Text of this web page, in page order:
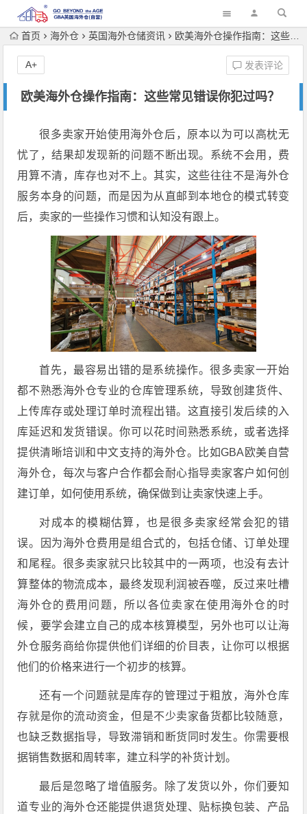
首页 海外仓 英国海外仓储资讯 欧美海外仓操作指南：这些常见错误你犯过吗？
欧美海外仓操作指南：这些常见错误你犯过吗？
发表评论
A+
很多卖家开始使用海外仓后，原本以为可以高枕无
忧了，结果却发现新的问题不断出现。系统不会用，费
用算不清，库存也对不上。其实，这些往往不是海外仓
服务本身的问题，而是因为从直邮到本地仓的模式转变
后，卖家的一些操作习惯和认知没有跟上。
首先，最容易出错的是系统操作。很多卖家一开始
都不熟悉海外仓专业的仓库管理系统，导致创建货件、
上传库存或处理订单时流程出错。这直接引发后续的入
库延迟和发货错误。你可以花时间熟悉系统，或者选择
提供清晰培训和中文支持的海外仓。比如GBA欧美自营
海外仓，每次与客户合作都会耐心指导卖家客户如何创
建订单，如何使用系统，确保做到让卖家快速上手。
对成本的模糊估算，也是很多卖家经常会犯的错
误。因为海外仓费用是组合式的，包括仓储、订单处理
和尾程。很多卖家就只比较其中的一两项，也没有去计
算整体的物流成本，最终发现利润被吞噬，反过来吐槽
海外仓的费用问题，所以各位卖家在使用海外仓的时
候，要学会建立自己的成本核算模型，另外也可以让海
外仓服务商给你提供他们详细的价目表，让你可以根据
他们的价格来进行一个初步的核算。
还有一个问题就是库存的管理过于粗放，海外仓库
存就是你的流动资金，但是不少卖家备货都比较随意，
也缺乏数据指导，导致滞销和断货同时发生。你需要根
据销售数据和周转率，建立科学的补货计划。
最后是忽略了增值服务。除了发货以外，你们要知
道专业的海外仓还能提供退货处理、贴标换包装、产品